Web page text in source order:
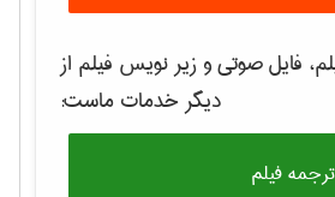
فایل صوتی و زیر نویس فیلم از
دیگر خدمات ماست:
فیلم